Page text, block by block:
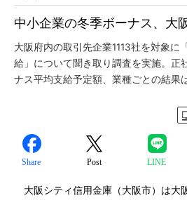
中小企業の冬季ボーナス、大
大阪府内の取引先企業1113社を対象に
給」について聞き取り調査を実施。正
ナス平均支給予定額、業種ごとの結果
Share Post LINE
大阪シティ信用金庫（大阪市）は大